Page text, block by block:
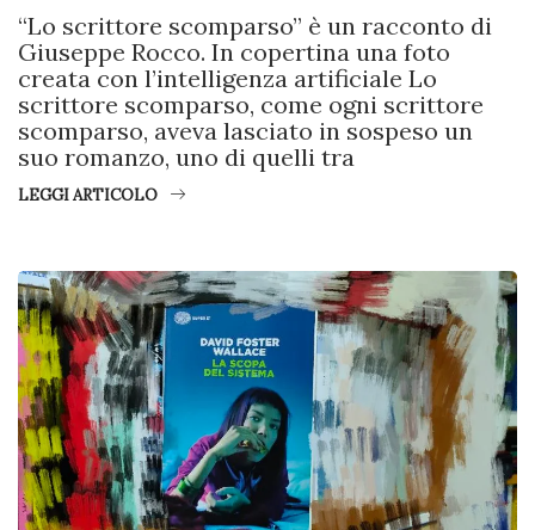
“Lo scrittore scomparso” è un racconto di
Giuseppe Rocco. In copertina una foto
creata con l’intelligenza artificiale Lo
scrittore scomparso, come ogni scrittore
scomparso, aveva lasciato in sospeso un
suo romanzo, uno di quelli tra
LEGGI ARTICOLO